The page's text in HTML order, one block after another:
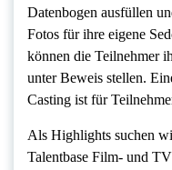
Datenbogen ausfüllen
Fotos für ihre eigene
können die Teilnehmer
unter Beweis stellen.
Casting ist für
Als Highlights suchen
Talentbase Film- und